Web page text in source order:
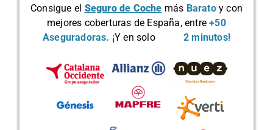
Consigue el Seguro de Coche más Baratoy con
mejores coberturas de España, entre+50
Aseguradoras. ¡Y en solo 2 minutos!